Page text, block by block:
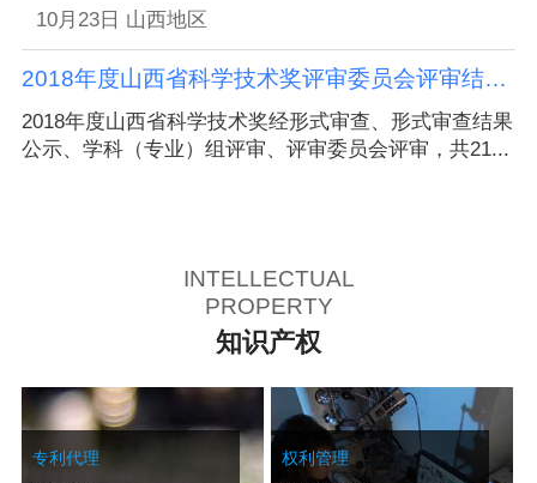
10月23日 山西地区
2018年度山西省科学技术奖评审委员会评审结果公示
2018年度山西省科学技术奖经形式审查、形式审查结果
公示、学科（专业）组评审、评审委员会评审，共21...
INTELLECTUAL
PROPERTY
知识产权
专利代理 权利管理